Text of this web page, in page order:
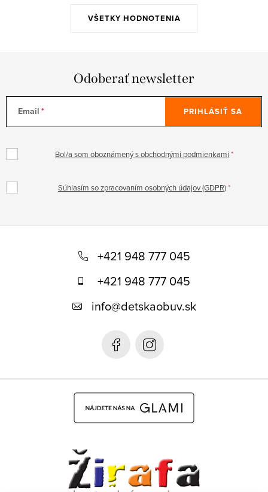
VŠETKY HODNOTENIA
Odoberať newsletter
Email
Bol/a som oboznámený s obchodnými podmienkami
Súhlasím so zpracovaním osobných údajov (GDPR)
PRIHLÁSIŤ SA
+421 948 777 045
+421 948 777 045
info@detskaobuv.sk